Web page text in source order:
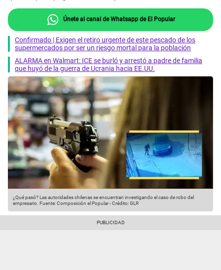
Únete al canal de Whatsapp de El Popular
Confirmado | Exigen el retiro urgente de este pescado de los
supermercados por ser un riesgo mortal para la población
ALARMA en Walmart: ICE se burló y arrestó a padre de familia
que huyó de la guerra de Ucrania hacia EE.UU.
¿Qué pasó? Las autoridades chilenas se encuentran investigando el caso de robo del
empresario. Fuente: Composición el Popular-Crédito: GLR